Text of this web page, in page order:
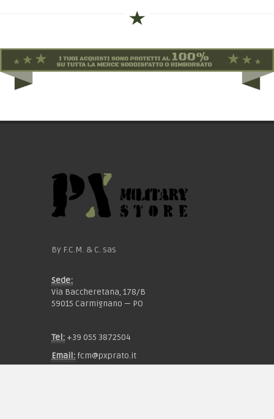
By F.C.M. & C. sas
Sede:
Via Baccheretana, 178/B
59015 Carmignano — PO
Tel: +39 055 3872504
Email: fcm@pxprato.it